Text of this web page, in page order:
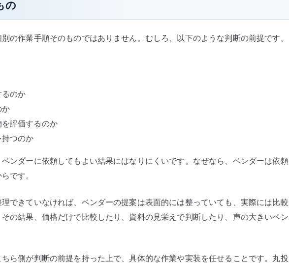
の
の作業手順そのものではありません。むしろ、以下のような判断の前提です。
のか
か
評価するのか
つのか
ンダーに依頼してもよい結果にはなりにくいです。なぜなら、ベンダーは依頼
です。
できていなければ、ベンダーの提案は表面的には整っていても、実際には比較
の結果、価格だけで比較したり、資料の見栄えで判断したり、声の大きいベン
ら側が判断の前提を持った上で、具体的な作業や実装を任せることです。丸投